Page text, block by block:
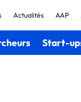
Start-
Actualités AAP